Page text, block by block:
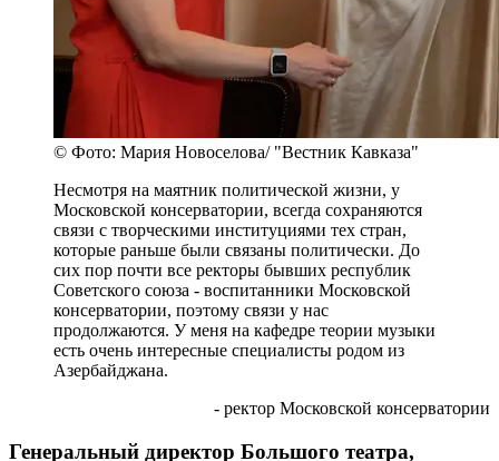
© Фото: Мария Новоселова/ "Вестник Кавказа"
Несмотря на маятник политической жизни, у
Московской консерватории, всегда сохраняются
связи с творческими институциями тех стран,
которые раньше были связаны политически. До
сих пор почти все ректоры бывших республик
Советского союза - воспитанники Московской
консерватории, поэтому связи у нас
продолжаются. У меня на кафедре теории музыки
есть очень интересные специалисты родом из
Азербайджана.
- ректор Московской консерватории
Генеральный директор Большого театра,